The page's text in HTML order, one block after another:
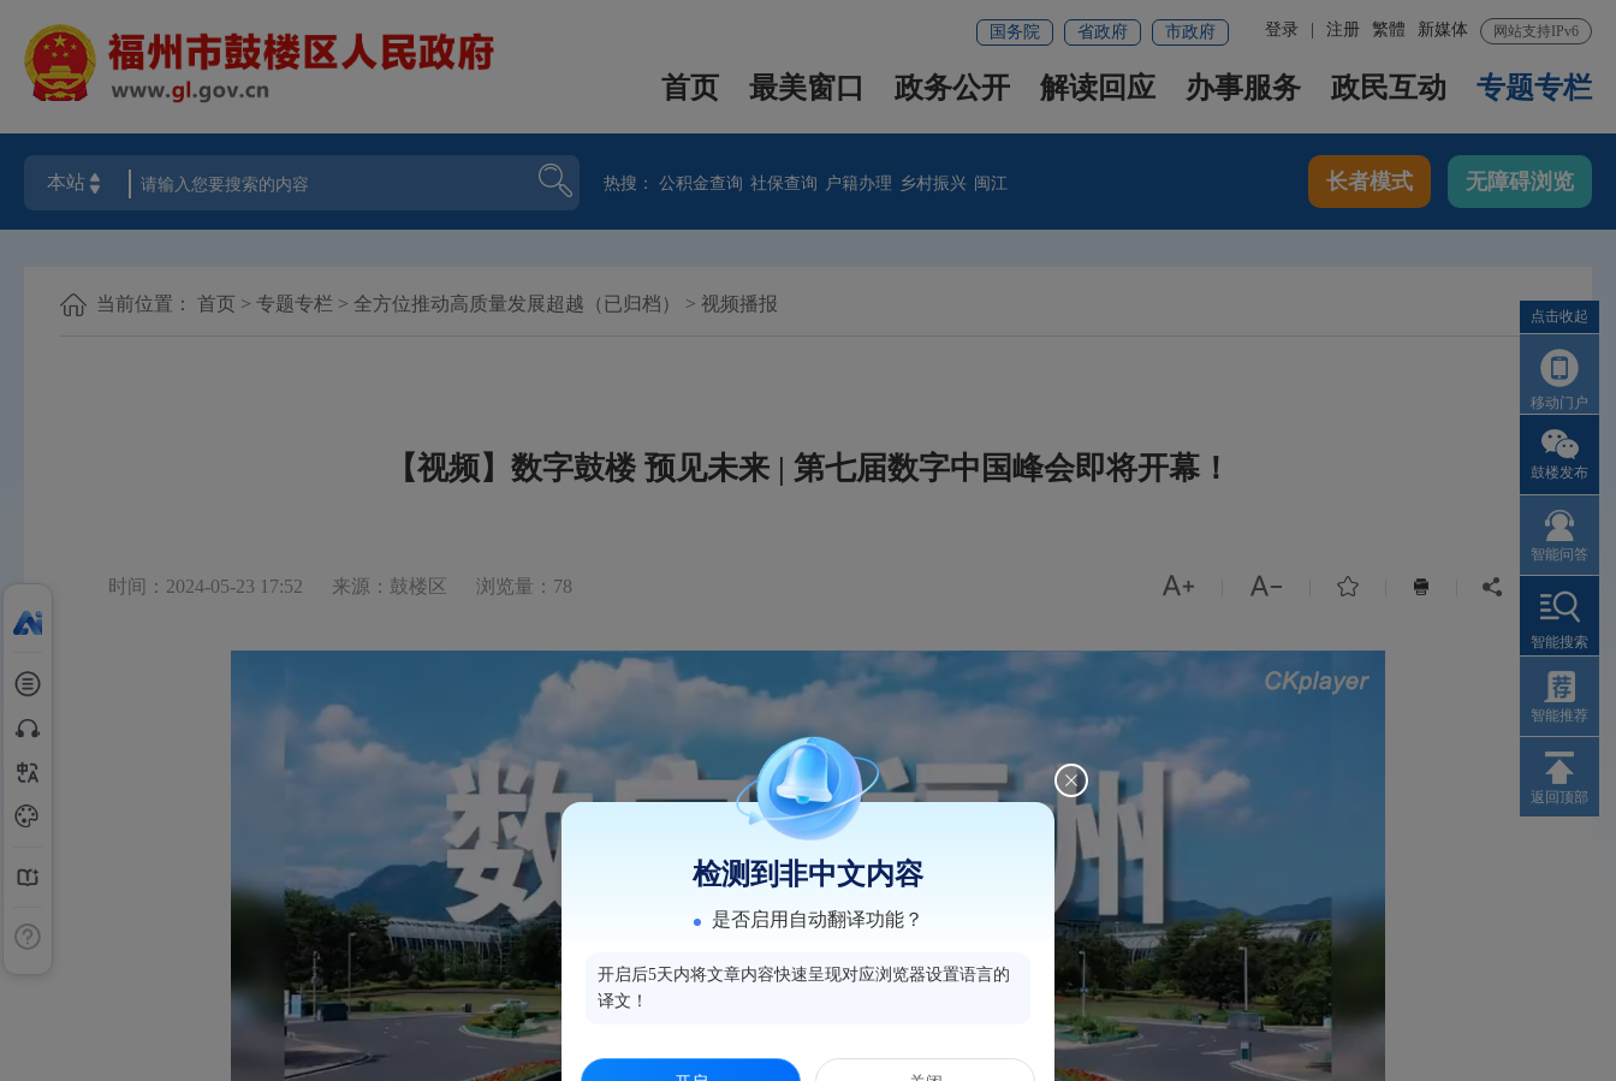
网站支持IPv6
新媒体
繁體
登录 注册
国务院 省政府 市政府
首页 最美窗口 政务公开 解读回应 办事服务 政民互动 专题专栏
热搜：公积金查询 社保查询 户籍办理 乡村振兴 闽江 长者模式 无障碍浏览
当前位置： 首页 > 专题专栏 > 全方位推动高质量发展超越（已归档） > 视频播报
【视频】数字鼓楼 预见未来 | 第七届数字中国峰会即将开幕！
时间：2024-05-23 17:52 来源：鼓楼区 浏览量：78     
点击收起
移动门户
鼓楼发布
智能问答
智能搜索
智能推荐
返回顶部
检测到非中文内容
是否启用自动翻译功能？
开启后5天内将文章内容快速呈现对应浏览器设置语言的
译文！